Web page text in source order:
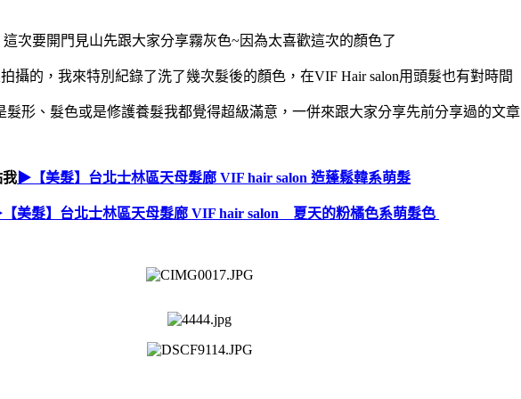
這次要開門見山先跟大家分享霧灰色~因為太喜歡這次的顏色了
攝的，我來特別紀錄了洗了幾次髮後的顏色，在VIF Hair salon用頭髮也有對時間
髮形、髮色或是修護養髮我都覺得超級滿意，一併來跟大家分享先前分享過的文章
我 ▶【美髮】台北士林區天母髮廊 VIF hair salon 造蓬鬆韓系萌髮
美髮】台北士林區天母髮廊 VIF hair salon 夏天的粉橘色系萌髮色